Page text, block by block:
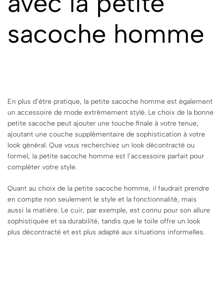
sacoche homme
En plus d’être pratique, la petite sacoche homme est également
un accessoire de mode extrêmement stylé. Le choix de la bonne
petite sacoche peut ajouter une touche finale à votre tenue,
ajoutant une couche supplémentaire de sophistication à votre
look général. Que vous recherchiez un look décontracté ou
formel, la petite sacoche homme est l’accessoire parfait pour
compléter votre style.
Quant au choix de la petite sacoche homme, il faudrait prendre
en compte non seulement le style et la fonctionnalité, mais
aussi la matière. Le cuir, par exemple, est connu pour son allure
sophistiquée et sa durabilité, tandis que le toile offre un look
plus décontracté et est plus adapté aux situations informelles.